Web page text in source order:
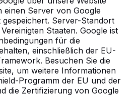
einen Server von Google
Server-Standort
Staaten. Google ist
für die
einschließlich der EU-
Besuchen Sie die
um weitere Informationen
Programm der EU und der
die Zertifizierung von Google